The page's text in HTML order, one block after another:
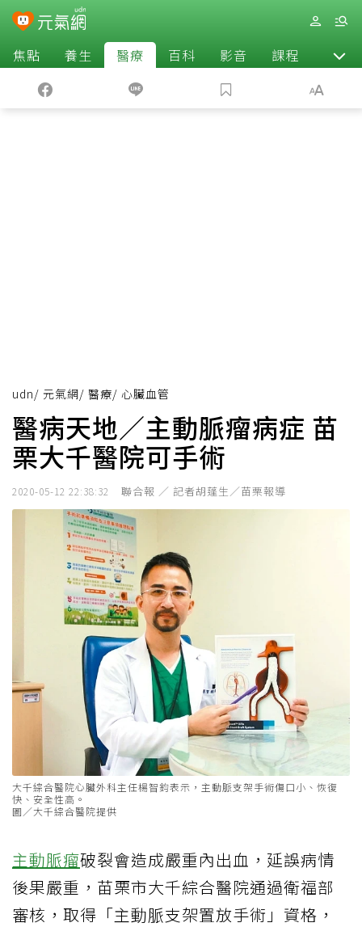
焦點 養生 醫療 百科 影音 課程 退休
udn/ 元氣網/ 醫療/ 心臟血管
醫病天地／主動脈瘤病症 苗
栗大千醫院可手術
2020-05-12 22:38:32 聯合報 ／ 記者胡蓬生／苗栗報導
大千綜合醫院心臟外科主任楊智鈞表示，主動脈支架手術傷口小、恢復
快、安全性高。
圖／大千綜合醫院提供
主動脈瘤破裂會造成嚴重內出血，延誤病情
後果嚴重，苗栗市大千綜合醫院通過衛福部
審核，取得「主動脈支架置放手術」資格，